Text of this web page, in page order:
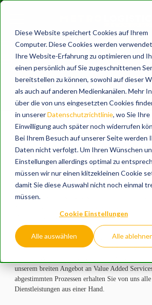
Diese Website speichert Cookies auf Ihrem
Computer. Diese Cookies werden
Ihre Website-Erfahrung zu optimieren und
einen persönlich auf Sie zugeschnittenen
bereitstellen zu können, sowohl auf dieser
als auch auf anderen Medienkanälen. Mehr
über die von uns eingesetzten Cookies
in unsererDatenschutzrichtlinie, wo Sie Ihre
Einwilligung auch später noch widerrufen
Bei Ihrem Besuch auf unserer Seite werden
Daten nicht verfolgt. Um Ihren Wünschen
Einstellungen allerdings optimal zu
müssen wir nur einen klitzekleinen Cookie
damit Sie diese Auswahl nicht noch einmal
müssen.
Cookie Einstellungen
Alle auswählen Alle
S
LEISTUNGEN
AKTUELLES
Ihr Partner für die
Kontraktlogistik für Ihren
Erfolg
Eine langfristige Partnerschaft, Vertrauen und
wichtigsten Elemente für eine erfolgreiche
erfahrener Kontraktlogistiker bieten wir Ihnen
– immer
Bedürfnisse abgestimmt. Wir denken und
begleiten Sie als zuverlässiger Partner von der
Waren und Produkte beim Hersteller, über das
unserenMulti-User-Logistik-Zentrenbis zur
Kunden. Während des gesamten Prozesses
unserem breiten Angebot an Value Added
abgestimmten Prozessen erhalten Sie von uns
Dienstleistungen aus einer Hand.